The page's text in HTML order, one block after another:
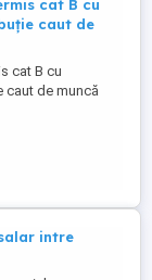
cat B cu
caut de
cat B cu
caut de muncă
intre